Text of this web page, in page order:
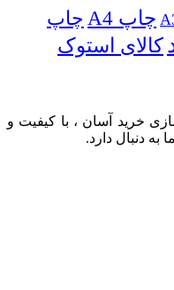
چاپ A4
چاپ
کالای استوک
خرید آسان ، با کیفیت و
به دنبال دارد.